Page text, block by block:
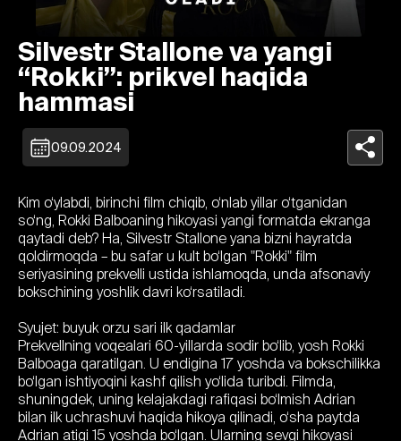
Silvestr Stallone va yangi
“Rokki”: prikvel haqida
hammasi
09.09.2024
Kim o‘ylabdi, birinchi film chiqib, o‘nlab yillar o‘tganidan
so‘ng, Rokki Balboaning hikoyasi yangi formatda ekranga
qaytadi deb? Ha, Silvestr Stallone yana bizni hayratda
qoldirmoqda – bu safar u kult bo‘lgan "Rokki" film
seriyasining prekvelli ustida ishlamoqda, unda afsonaviy
bokschining yoshlik davri ko‘rsatiladi.
Syujet: buyuk orzu sari ilk qadamlar
Prekvellning voqealari 60-yillarda sodir bo‘lib, yosh Rokki
Balboaga qaratilgan. U endigina 17 yoshda va bokschilikka
bo‘lgan ishtiyoqini kashf qilish yo‘lida turibdi. Filmda,
shuningdek, uning kelajakdagi rafiqasi bo‘lmish Adrian
bilan ilk uchrashuvi haqida hikoya qilinadi, o‘sha paytda
Adrian atigi 15 yoshda bo‘lgan. Ularning sevgi hikoyasi